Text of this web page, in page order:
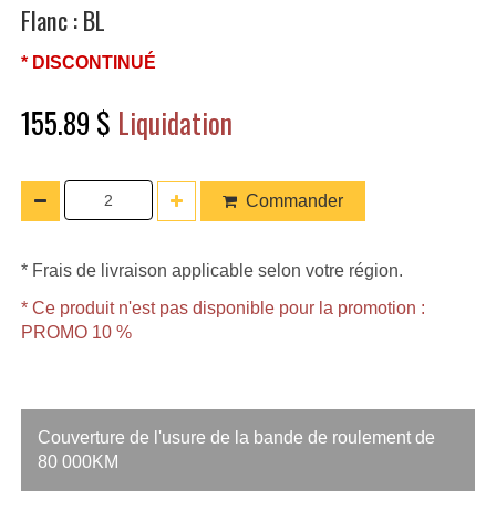
Flanc : BL
* DISCONTINUÉ
155.89 $ Liquidation
Commander
* Frais de livraison applicable selon votre région.
* Ce produit n'est pas disponible pour la promotion :
PROMO 10 %
Couverture de l'usure de la bande de roulement de
80 000KM